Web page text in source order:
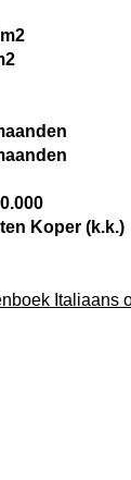
Koper (k.k.)
Italiaans